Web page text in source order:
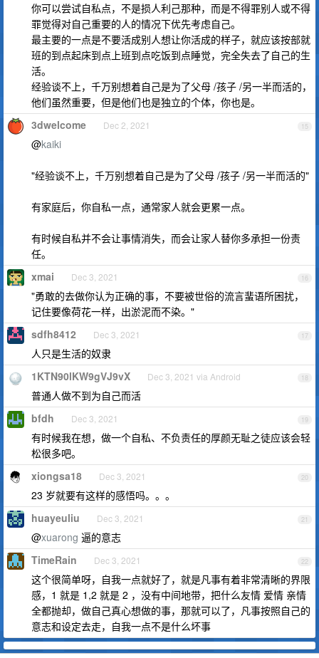
你可以尝试自私点，不是损人利己那种，而是不得罪别人或不得
罪觉得对自己重要的人的情况下优先考虑自己。
最主要的一点是不要活成别人想让你活成的样子，就应该按部就
班的到点起床到点上班到点吃饭到点睡觉，完全失去了自己的生
活。
经验谈不上，千万别想着自己是为了父母 /孩子 /另一半而活的，
他们虽然重要，但是他们也是独立的个体，你也是。
15
3dwelcome Dec 2, 2021
@kaiki
"经验谈不上，千万别想着自己是为了父母 /孩子 /另一半而活的"
有家庭后，你自私一点，通常家人就会更累一点。
有时候自私并不会让事情消失，而会让家人替你多承担一份责
任。
16
xmai Dec 3, 2021
"勇敢的去做你认为正确的事，不要被世俗的流言蜚语所困扰，
记住要像荷花一样，出淤泥而不染。"
17
sdfh8412 Dec 3, 2021
人只是生活的奴隶
18
1KTN90lKW9gVJ9vX Dec 3, 2021 via Android
普通人做不到为自己而活
19
bfdh Dec 3, 2021
有时候我在想，做一个自私、不负责任的厚颜无耻之徒应该会轻
松很多吧。
20
xiongsa18 Dec 3, 2021
23 岁就要有这样的感悟吗。。。
21
huayeuliu Dec 3, 2021
@xuarong 逼的意志
22
TimeRain Dec 3, 2021
这个很简单呀，自我一点就好了，就是凡事有着非常清晰的界限
感，1 就是 1,2 就是 2 ，没有中间地带，把什么友情 爱情 亲情
全都抛却，做自己真心想做的事，那就可以了，凡事按照自己的
意志和设定去走，自我一点不是什么坏事